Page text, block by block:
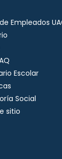
Empleados
Escolar
Social
sitio